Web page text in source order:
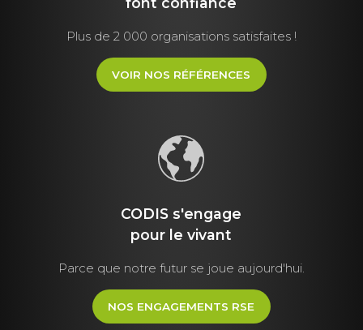
Plus de 2 000 organisations satisfaites !
VOIR NOS RÉFÉRENCES
CODIS s'engage
pour le vivant
Parce que notre futur se joue aujourd'hui.
NOS ENGAGEMENTS RSE